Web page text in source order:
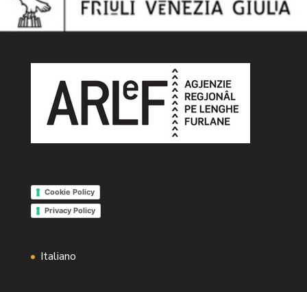
Cookie Policy
Privacy Policy
Italiano